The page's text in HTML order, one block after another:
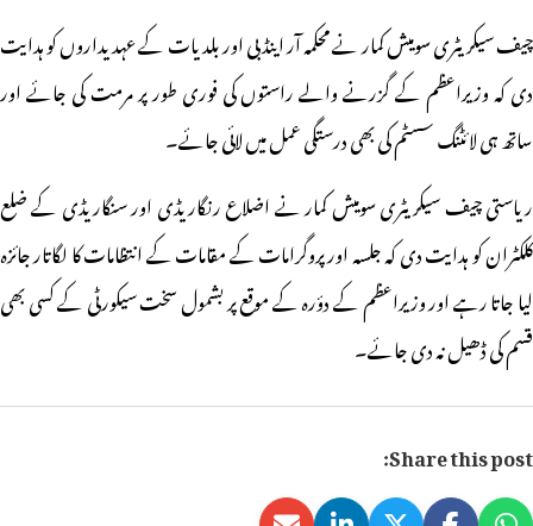
چیف سیکریٹری سومیش کمار نے محکمہ آر اینڈ بی اور بلدیات کے عہدیداروں کو ہدایت
دی کہ وزیراعظم کے گزرنے والے راستوں کی فوری طور پر مرمت کی جائے اور
ساتھ ہی لائٹنگ سسٹم کی بھی درستگی عمل میں لائی جائے۔
ریاستی چیف سیکریٹری سومیش کمار نے اضلاع رنگاریڈی اور سنگاریڈی کے ضلع
کلکٹران کو ہدایت دی کہ جلسہ اور پروگرامات کے مقامات کے انتظامات کا لگاتار جائزہ
لیا جاتا رہے اور وزیراعظم کے دؤرہ کے موقع پر بشمول سخت سیکورٹی کے کسی بھی
قسم کی ڈھیل نہ دی جائے۔
Share this post: